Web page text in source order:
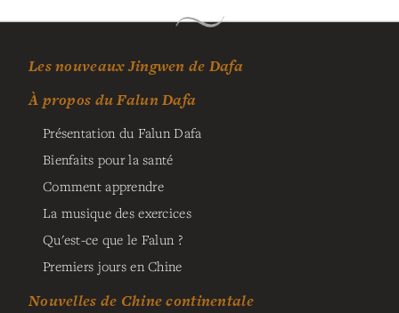
Les nouveaux Jingwen de Dafa
À propos du Falun Dafa
Présentation du Falun Dafa
Bienfaits pour la santé
Comment apprendre
La musique des exercices
Qu'est-ce que le Falun ?
Premiers jours en Chine
Nouvelles de Chine continentale